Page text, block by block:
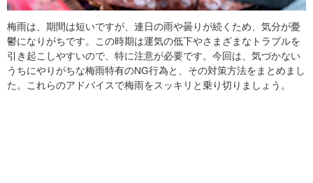
梅雨は、期間は短いですが、連日の雨や曇りが続くため、気分が憂
鬱になりがちです。この時期は運気の低下やさまざまなトラブルを
引き起こしやすいので、特に注意が必要です。今回は、気づかない
うちにやりがちな梅雨特有のNG行為と、その対策方法をまとめまし
た。これらのアドバイスで梅雨をスッキリと乗り切りましょう。